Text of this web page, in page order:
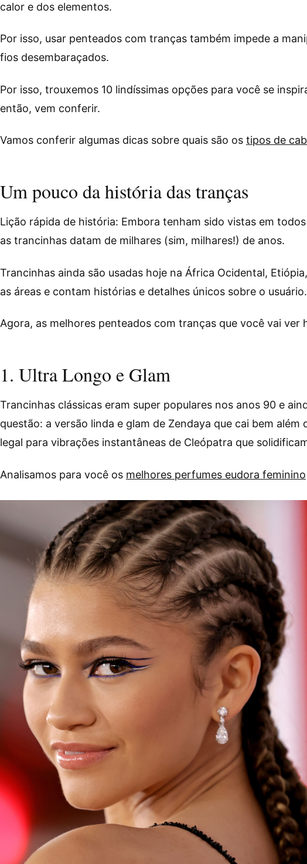
calor e dos elementos.
Por isso, usar penteados com tranças também impede a
fios desembaraçados.
Por isso, trouxemos 10 lindíssimas opções para você se
então, vem conferir.
Vamos conferir algumas dicas sobre quais são os tipos de
Um pouco da história das tranças
Lição rápida de história: Embora tenham sido vistas em
as trancinhas datam de milhares (sim, milhares!) de anos.
Trancinhas ainda são usadas hoje na África Ocidental,
as áreas e contam histórias e detalhes únicos sobre o usuário.
Agora, as melhores penteados com tranças que você vai ver
1. Ultra Longo e Glam
Trancinhas clássicas eram super populares nos anos 90 e
questão: a versão linda e glam de Zendaya que cai bem
legal para vibrações instantâneas de Cleópatra que
Analisamos para você os melhores perfumes eudora feminino